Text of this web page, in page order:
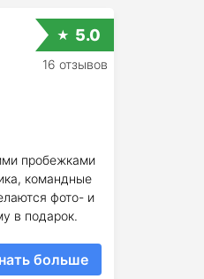
пробежками
командные
фото- и
в подарок.
больше
5.0
16 отзывов